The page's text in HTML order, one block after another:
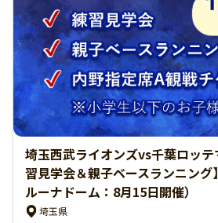
埼玉西武ライオンズvs千葉ロッ
習見学会＆親子ベースランニング
ルーナドーム：8月15日開催）
埼玉県